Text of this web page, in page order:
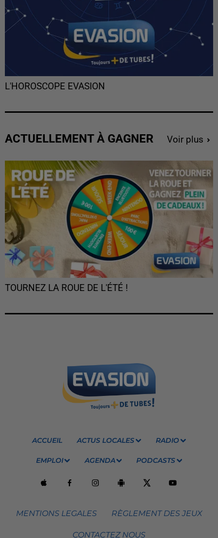
L'HOROSCOPE EVASION
ACTUELLEMENT À GAGNER Voir plus
TOURNEZ LA ROUE DE L'ÉTÉ !
ACCUEIL ACTUS LOCALES RADIO
EMPLOI AGENDA PODCASTS
MENTIONS LEGALES RÈGLEMENT DES JEUX
CONTACTEZ NOUS